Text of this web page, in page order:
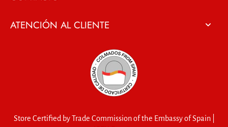
ATENCIÓN AL CLIENTE
Store Certified by Trade Commission of the Embassy of Spain |